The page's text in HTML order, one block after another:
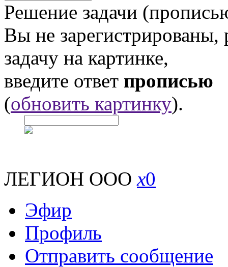
Решение задачи
Вы не
задачу на картинке,
введите ответ прописью
(обновить картинку).
ЛЕГИОН ОООx0
Эфир
Профиль
Отправить сообщение